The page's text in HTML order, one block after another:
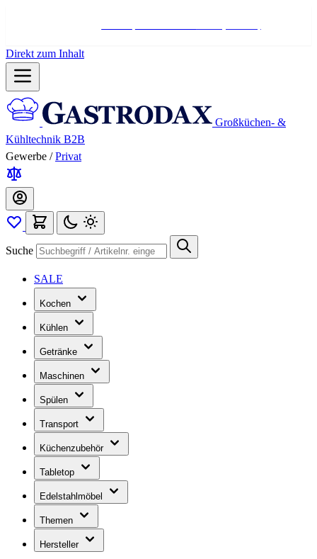
Direkt zum Inhalt
Großküchen- &
Kühltechnik B2B
Gewerbe / Privat
Suche
SALE
Kochen
Kühlen
Getränke
Maschinen
Spülen
Transport
Küchenzubehör
Tabletop
Edelstahlmöbel
Themen
Hersteller